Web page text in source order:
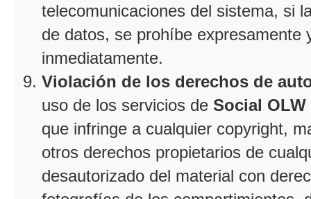
telecomunicaciones del sistema, si
de datos, se prohíbe expresamente
inmediatamente.
Violación de los derechos de
uso de los servicios de Social OLW
que infringe a cualquier copyright,
otros derechos propietarios de
desautorizado del material con